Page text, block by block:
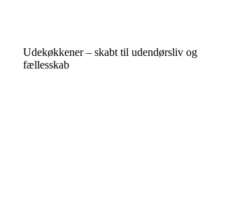
Udekøkkener – skabt til udendørsliv og
fællesskab